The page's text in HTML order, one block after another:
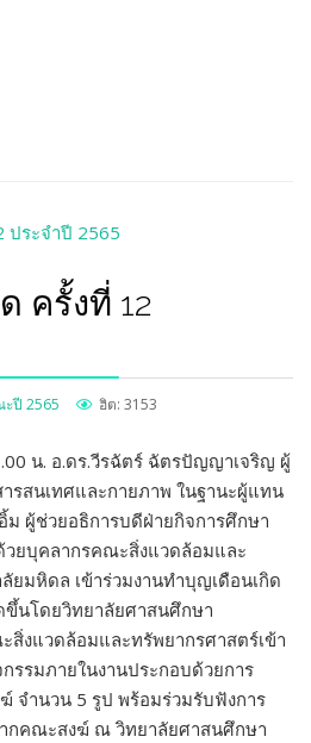
ครั้งที่ 12
ปี 2565 ฮิต: 3153
น. อ.ดร.วีรฉัตร์ ฉัตรปัญญาเจริญ ผู้
รสนเทศและกายภาพ ในฐานะผู้แทน
ผู้ช่วยอธิการบดีฝ่ายกิจการศึกษา
ยบุคลากรคณะสิ่งแวดล้อมและ
ยมหิดล เข้าร่วมงานทำบุญเดือนเกิด
ขึ้นโดยวิทยาลัยศาสนศึกษา
งแวดล้อมและทรัพยากรศาสตร์เข้า
รรมภายในงานประกอบด้วยการ
จำนวน 5 รูป พร้อมร่วมรับฟังการ
กคณะสงฆ์ ณ วิทยาลัยศาสนศึกษา